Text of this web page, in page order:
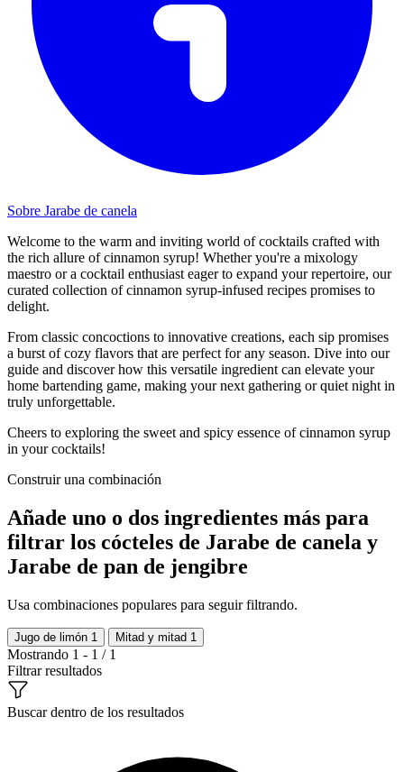
Sobre Jarabe de canela
Welcome to the warm and inviting world of cocktails crafted with
the rich allure of cinnamon syrup! Whether you're a mixology
maestro or a cocktail enthusiast eager to expand your repertoire, our
curated collection of cinnamon syrup-infused recipes promises to
delight.
From classic concoctions to innovative creations, each sip promises
a burst of cozy flavors that are perfect for any season. Dive into our
guide and discover how this versatile ingredient can elevate your
home bartending game, making your next gathering or quiet night in
truly unforgettable.
Cheers to exploring the sweet and spicy essence of cinnamon syrup
in your cocktails!
Construir una combinación
Añade uno o dos ingredientes más para
filtrar los cócteles de Jarabe de canela y
Jarabe de pan de jengibre
Usa combinaciones populares para seguir filtrando.
Jugo de limón 1 Mitad y mitad 1
Mostrando 1 - 1 / 1
Filtrar resultados
Buscar dentro de los resultados